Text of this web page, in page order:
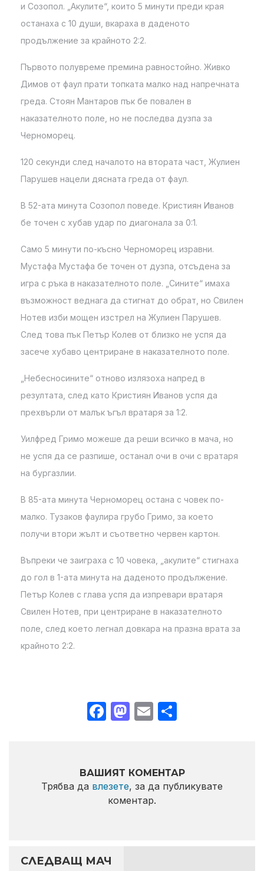
и Созопол. „Акулите“, които 5 минути преди края
останаха с 10 души, вкараха в даденото
продължение за крайното 2:2.
Първото полувреме премина равностойно. Живко
Димов от фаул прати топката малко над напречната
греда. Стоян Мантаров пък бе повален в
наказателното поле, но не последва дузпа за
Черноморец.
120 секунди след началото на втората част, Жулиен
Парушев нацели дясната греда от фаул.
В 52-ата минута Созопол поведе. Кристиян Иванов
бе точен с хубав удар по диагонала за 0:1.
Само 5 минути по-късно Черноморец изравни.
Мустафа Мустафа бе точен от дузпа, отсъдена за
игра с ръка в наказателното поле. „Сините“ имаха
възможност веднага да стигнат до обрат, но Свилен
Нотев изби мощен изстрел на Жулиен Парушев.
След това пък Петър Колев от близко не успя да
засече хубаво центриране в наказателното поле.
„Небесносините“ отново излязоха напред в
резултата, след като Кристиян Иванов успя да
прехвърли от малък ъгъл вратаря за 1:2.
Уилфред Гримо можеше да реши всичко в мача, но
не успя да се разпише, останал очи в очи с вратаря
на бургазлии.
В 85-ата минута Черноморец остана с човек по-
малко. Тузаков фаулира грубо Гримо, за което
получи втори жълт и съответно червен картон.
Въпреки че заиграха с 10 човека, „акулите“ стигнаха
до гол в 1-ата минута на даденото продължение.
Петър Колев с глава успя да изпревари вратаря
Свилен Нотев, при центриране в наказателното
поле, след което легнал довкара на празна врата за
крайното 2:2.
Facebook
Mastodon
Email
ВАШИЯТ КОМЕНТАР
Трябва да влезете, за да публикувате
коментар.
СЛЕДВАЩ МАЧ